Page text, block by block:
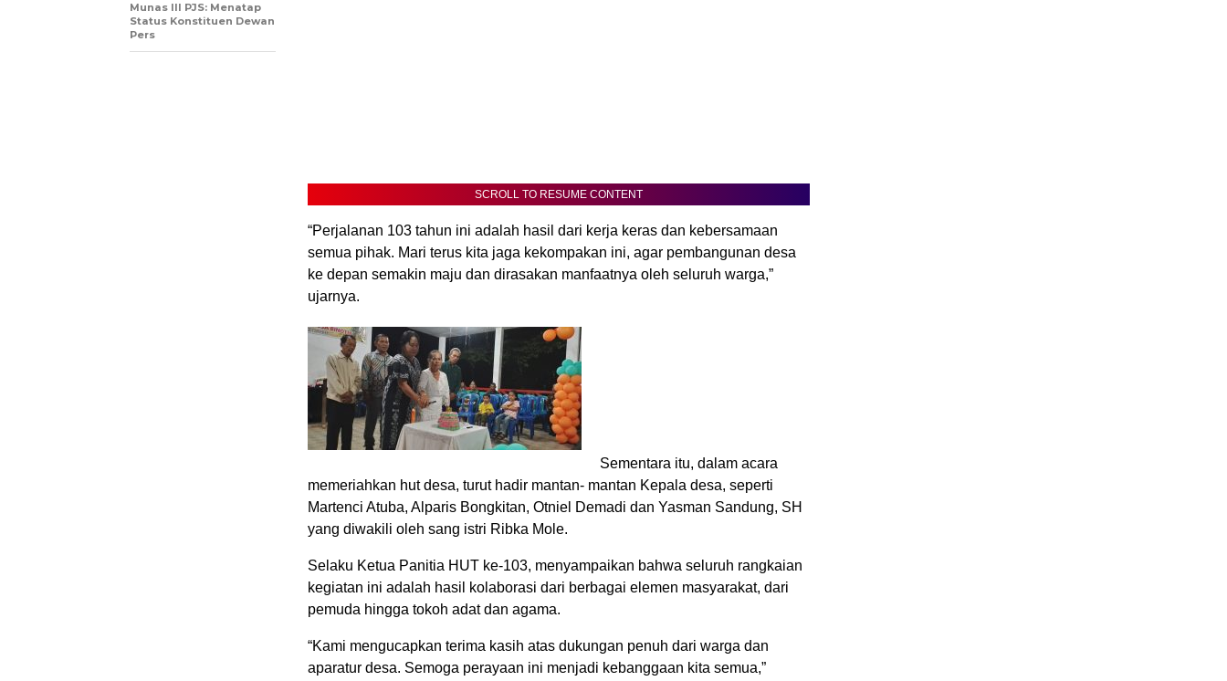
SCROLL TO RESUME CONTENT
“Perjalanan 103 tahun ini adalah hasil dari kerja keras dan kebersamaan
semua pihak. Mari terus kita jaga kekompakan ini, agar pembangunan desa
ke depan semakin maju dan dirasakan manfaatnya oleh seluruh warga,”
ujarnya.
Sementara itu, dalam acara
memeriahkan hut desa, turut hadir mantan- mantan Kepala desa, seperti
Martenci Atuba, Alparis Bongkitan, Otniel Demadi dan Yasman Sandung, SH
yang diwakili oleh sang istri Ribka Mole.
Selaku Ketua Panitia HUT ke-103, menyampaikan bahwa seluruh rangkaian
kegiatan ini adalah hasil kolaborasi dari berbagai elemen masyarakat, dari
pemuda hingga tokoh adat dan agama.
“Kami mengucapkan terima kasih atas dukungan penuh dari warga dan
aparatur desa. Semoga perayaan ini menjadi kebanggaan kita semua,”
Munas III PJS: Menatap
Status Konstituen Dewan
Pers